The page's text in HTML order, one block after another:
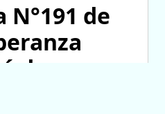
N°191 de
dos